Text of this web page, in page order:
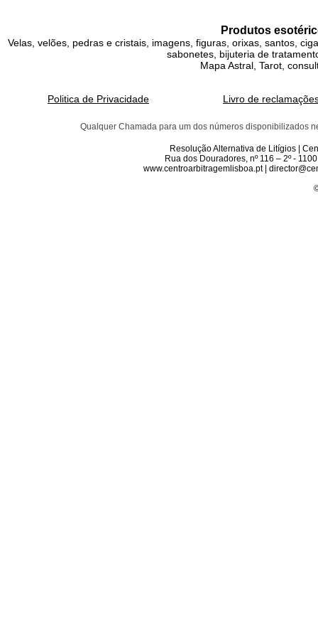
Produtos
Velas, velões, pedras e cristais, imagens, figuras, orixas, santos,
sabonetes, bijuteria de
Mapa Astral, Tarot,
Politica de Privacidade Livro de
Qualquer Chamada para um dos números disponibilizados
Resolução Alternativa de Litígios |
Rua dos Douradores, nº 116 – 2º -
www.centroarbitragemlisboa.pt |